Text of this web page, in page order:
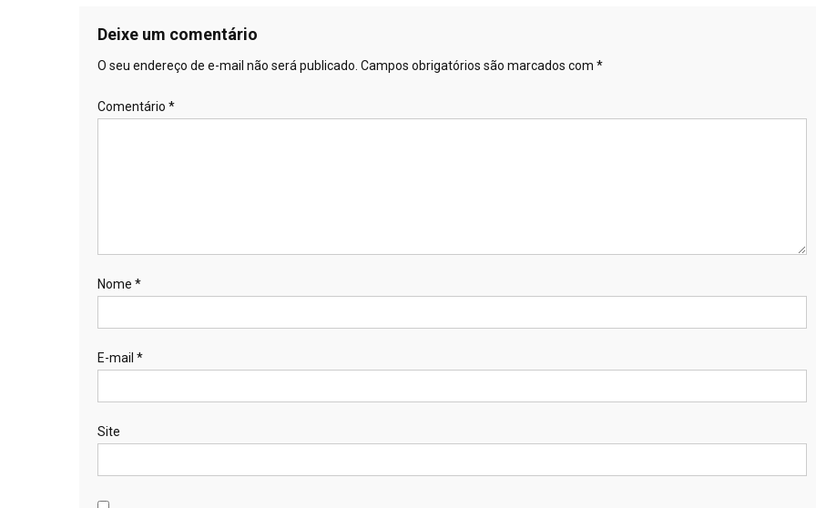
Deixe um comentário
O seu endereço de e-mail não será publicado. Campos obrigatórios são marcados com *
Comentário *
Nome *
E-mail *
Site